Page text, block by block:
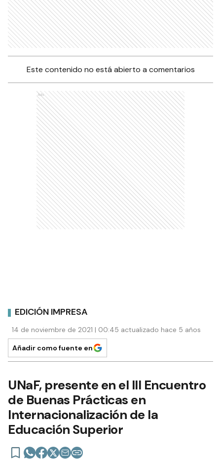
Este contenido no está abierto a comentarios
Ads
EDICIÓN IMPRESA
14 de noviembre de 2021 | 00:45 actualizado hace 5 años
Añadir como fuente en
UNaF, presente en el III Encuentro
de Buenas Prácticas en
Internacionalización de la
Educación Superior